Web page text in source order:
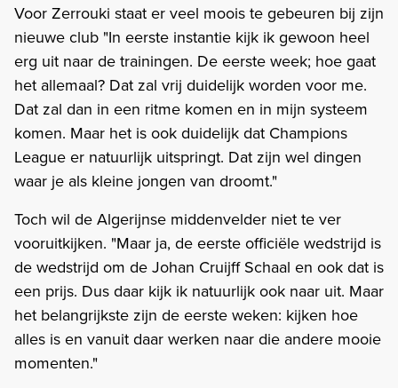
Voor Zerrouki staat er veel moois te gebeuren bij zijn
nieuwe club "In eerste instantie kijk ik gewoon heel
erg uit naar de trainingen. De eerste week; hoe gaat
het allemaal? Dat zal vrij duidelijk worden voor me.
Dat zal dan in een ritme komen en in mijn systeem
komen. Maar het is ook duidelijk dat Champions
League er natuurlijk uitspringt. Dat zijn wel dingen
waar je als kleine jongen van droomt."
Toch wil de Algerijnse middenvelder niet te ver
vooruitkijken. "Maar ja, de eerste officiële wedstrijd is
de wedstrijd om de Johan Cruijff Schaal en ook dat is
een prijs. Dus daar kijk ik natuurlijk ook naar uit. Maar
het belangrijkste zijn de eerste weken: kijken hoe
alles is en vanuit daar werken naar die andere mooie
momenten."